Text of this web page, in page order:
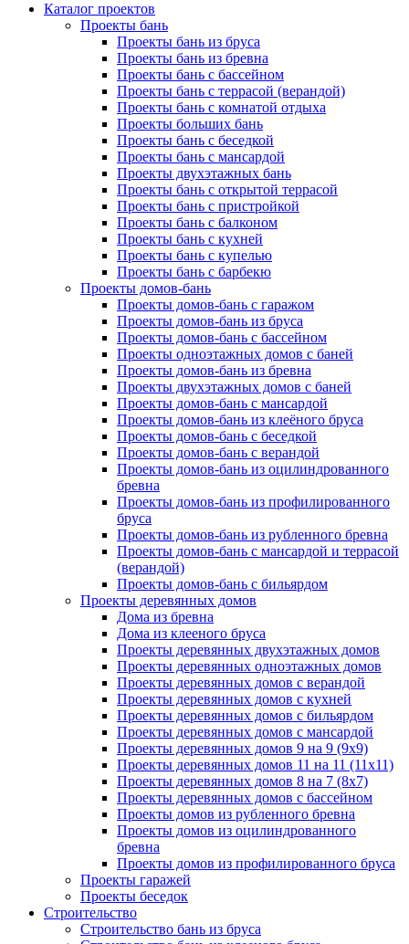
Каталог проектов
Проекты бань
Проекты бань из бруса
Проекты бань из бревна
Проекты бань с бассейном
Проекты бань с террасой (верандой)
Проекты бань с комнатой отдыха
Проекты больших бань
Проекты бань с беседкой
Проекты бань с мансардой
Проекты двухэтажных бань
Проекты бань с открытой террасой
Проекты бань с пристройкой
Проекты бань с балконом
Проекты бань с кухней
Проекты бань с купелью
Проекты бань с барбекю
Проекты домов-бань
Проекты домов-бань с гаражом
Проекты домов-бань из бруса
Проекты домов-бань с бассейном
Проекты одноэтажных домов с баней
Проекты домов-бань из бревна
Проекты двухэтажных домов с баней
Проекты домов-бань с мансардой
Проекты домов-бань из клеёного бруса
Проекты домов-бань с беседкой
Проекты домов-бань с верандой
Проекты домов-бань из оцилиндрованного
бревна
Проекты домов-бань из профилированного
бруса
Проекты домов-бань из рубленного бревна
Проекты домов-бань с мансардой и террасой
(верандой)
Проекты домов-бань с бильярдом
Проекты деревянных домов
Дома из бревна
Дома из клееного бруса
Проекты деревянных двухэтажных домов
Проекты деревянных одноэтажных домов
Проекты деревянных домов с верандой
Проекты деревянных домов с кухней
Проекты деревянных домов с бильярдом
Проекты деревянных домов с мансардой
Проекты деревянных домов 9 на 9 (9x9)
Проекты деревянных домов 11 на 11 (11x11)
Проекты деревянных домов 8 на 7 (8x7)
Проекты деревянных домов с бассейном
Проекты домов из рубленного бревна
Проекты домов из оцилиндрованного
бревна
Проекты домов из профилированного бруса
Проекты гаражей
Проекты беседок
Строительство
Строительство бань из бруса